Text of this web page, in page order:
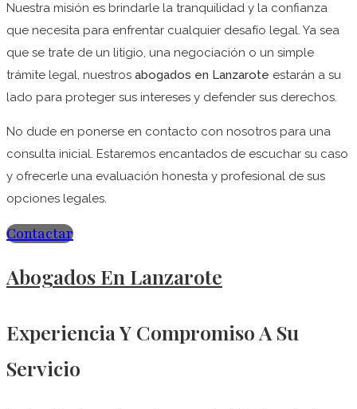
Nuestra misión es brindarle la tranquilidad y la confianza
que necesita para enfrentar cualquier desafío legal. Ya sea
que se trate de un litigio, una negociación o un simple
trámite legal, nuestros abogados en Lanzarote estarán a su
lado para proteger sus intereses y defender sus derechos.
No dude en ponerse en contacto con nosotros para una
consulta inicial. Estaremos encantados de escuchar su caso
y ofrecerle una evaluación honesta y profesional de sus
opciones legales.
Contactar
Abogados En Lanzarote
Experiencia Y Compromiso A Su
Servicio